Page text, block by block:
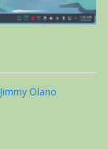
Jimmy Olano